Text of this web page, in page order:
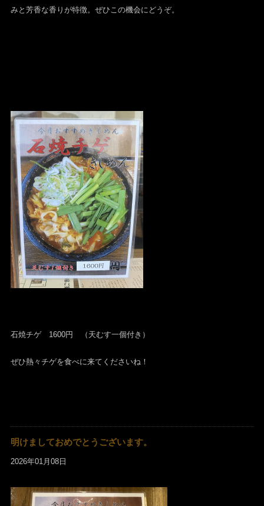
みと芳香な香りが特徴。ぜひこの機会にどうぞ。
石焼チゲ 1600円 （天むす一個付き）
ぜひ熱々チゲを食べに来てくださいね！
明けましておめでとうございます。
2026年01月08日